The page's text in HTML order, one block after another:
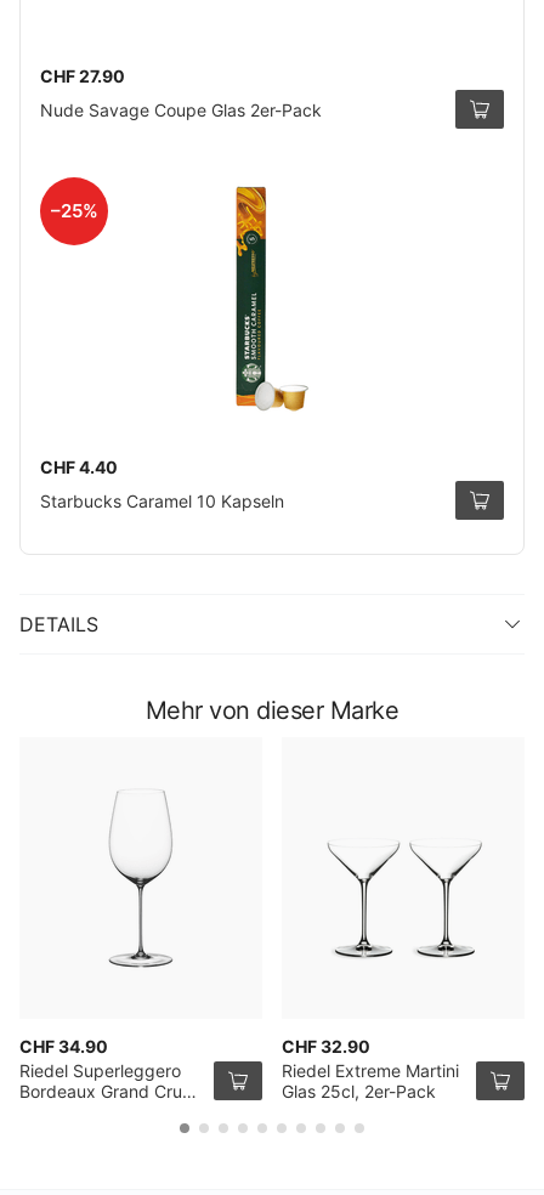
CHF 27.90
Nude Savage Coupe Glas 2er-Pack
–25%
CHF 4.40
Starbucks Caramel 10 Kapseln
DETAILS
Mehr von dieser Marke
CHF 34.90
Riedel Superleggero
Bordeaux Grand Cru
CHF 32.90
Riedel Extreme Martini
Glas 25cl, 2er-Pack